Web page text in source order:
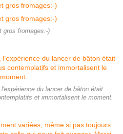
gros fromages:-)
du lancer de bâton était
et immortalisent le moment.